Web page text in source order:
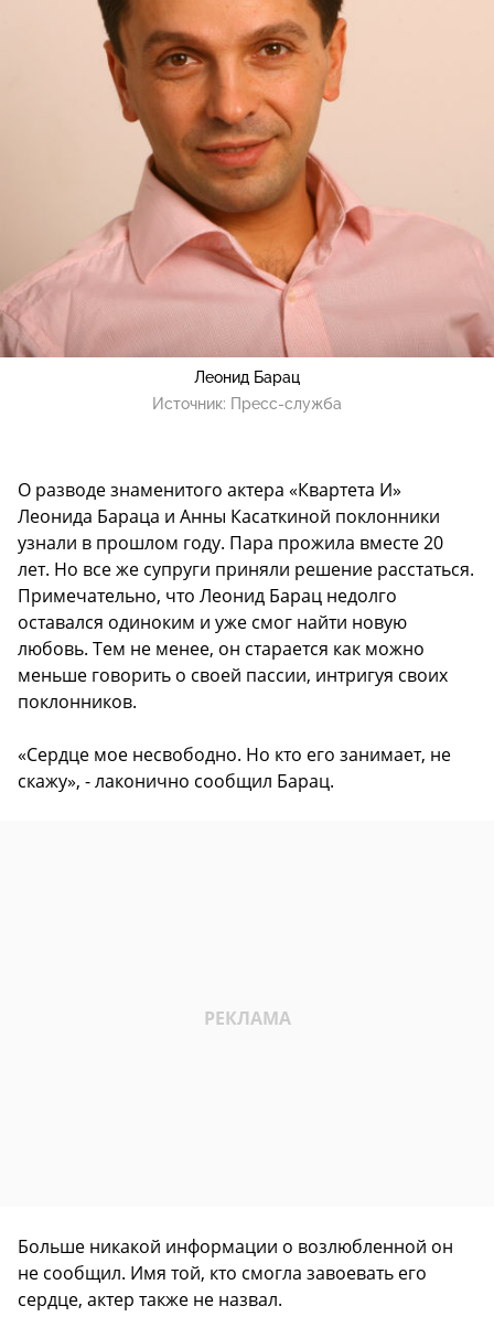
Леонид Барац
Источник: Пресс-служба
О разводе знаменитого актера «Квартета И»
Леонида Бараца и Анны Касаткиной поклонники
узнали в прошлом году. Пара прожила вместе 20
лет. Но все же супруги приняли решение расстаться.
Примечательно, что Леонид Барац недолго
оставался одиноким и уже смог найти новую
любовь. Тем не менее, он старается как можно
меньше говорить о своей пассии, интригуя своих
поклонников.
«Сердце мое несвободно. Но кто его занимает, не
скажу», - лаконично сообщил Барац.
Больше никакой информации о возлюбленной он
не сообщил. Имя той, кто смогла завоевать его
сердце, актер также не назвал.